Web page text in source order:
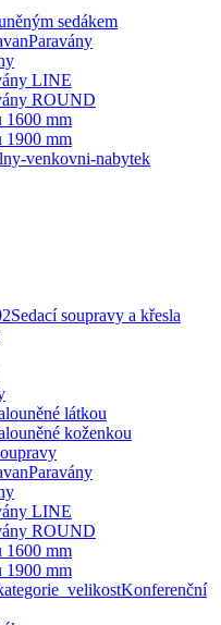
sedákem
Paravány
LINE
ROUND
1600 mm
1900 mm
Sedací soupravy a křesla
látkou
koženkou
Paravány
LINE
ROUND
1600 mm
1900 mm
Konferenční